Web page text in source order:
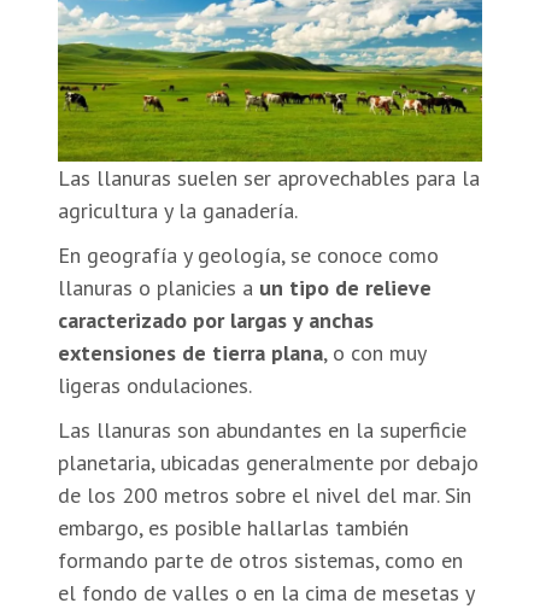
Las llanuras suelen ser aprovechables para la
agricultura y la ganadería.
En geografía y geología, se conoce como
llanuras o planicies a un tipo de relieve
caracterizado por largas y anchas
extensiones de tierra plana, o con muy
ligeras ondulaciones.
Las llanuras son abundantes en la superficie
planetaria, ubicadas generalmente por debajo
de los 200 metros sobre el nivel del mar. Sin
embargo, es posible hallarlas también
formando parte de otros sistemas, como en
el fondo de valles o en la cima de mesetas y